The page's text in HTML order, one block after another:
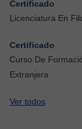
Certificado
Licenciatura En
Certificado
Curso De
Extranjera
Ver todos